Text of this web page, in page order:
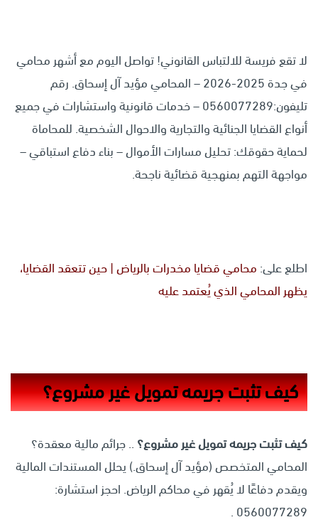
لا تقع فريسة للالتباس القانوني! تواصل اليوم مع أشهر محامي
في جدة 2025-2026 – المحامي مؤيد آل إسحاق. رقم
تليفون:0560077289 – خدمات قانونية واستشارات في جميع
أنواع القضايا الجنائية والتجارية والاحوال الشخصية. للمحاماة
لحماية حقوقك: تحليل مسارات الأموال – بناء دفاع استباقي –
مواجهة التهم بمنهجية قضائية ناجحة.
اطلع على: محامي قضايا مخدرات بالرياض | حين تتعقد القضايا،
يظهر المحامي الذي يُعتمد عليه
كيف تثبت جريمه تمويل غير مشروع؟
كيف تثبت جريمه تمويل غير مشروع؟ .. جرائم مالية معقدة؟
المحامي المتخصص (مؤيد آل إسحاق.) يحلل المستندات المالية
ويقدم دفاعًا لا يُقهر في محاكم الرياض. احجز استشارة:
0560077289 .